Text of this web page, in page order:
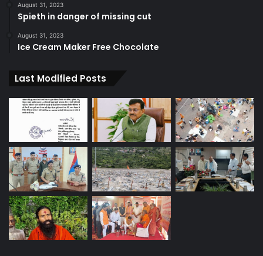
August 31, 2023
Spieth in danger of missing cut
August 31, 2023
Ice Cream Maker Free Chocolate
Last Modified Posts